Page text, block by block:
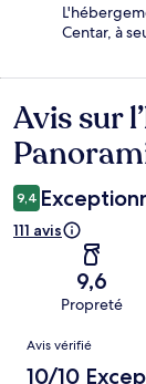
Centar, à
Avis
Avis sur
9,4
111 avis
9,6
Propreté
Avis
Avis vérifié
10/10